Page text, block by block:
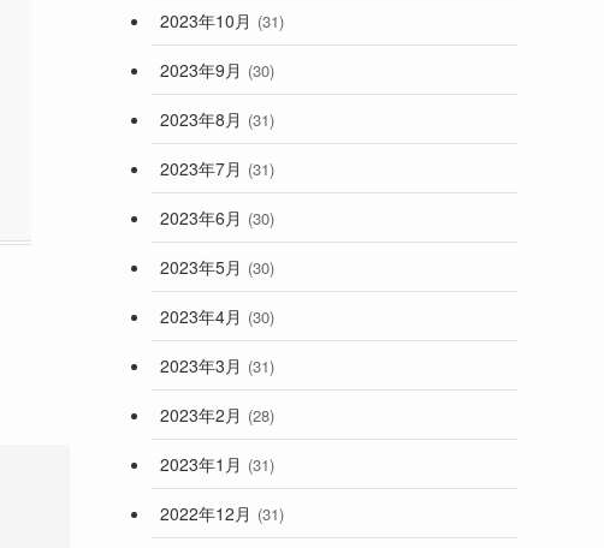
2023年10月 (31)
2023年9月 (30)
2023年8月 (31)
2023年7月 (31)
2023年6月 (30)
2023年5月 (30)
2023年4月 (30)
2023年3月 (31)
2023年2月 (28)
2023年1月 (31)
2022年12月 (31)